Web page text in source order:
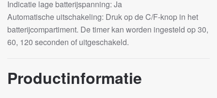
Indicatie lage batterijspanning: Ja
Automatische uitschakeling: Druk op de C/F-knop in het
batterijcompartiment. De timer kan worden ingesteld op 30,
60, 120 seconden of uitgeschakeld.
Productinformatie